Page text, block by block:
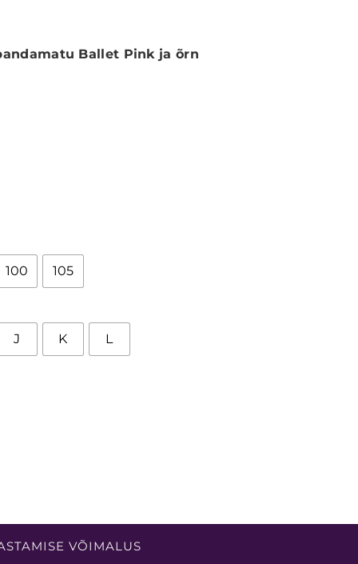
Ballet Pink ja õrn
100 105
J K L
VÕIMALUS